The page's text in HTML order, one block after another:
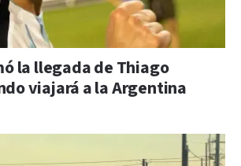
la llegada de Thiago
viajará a la Argentina